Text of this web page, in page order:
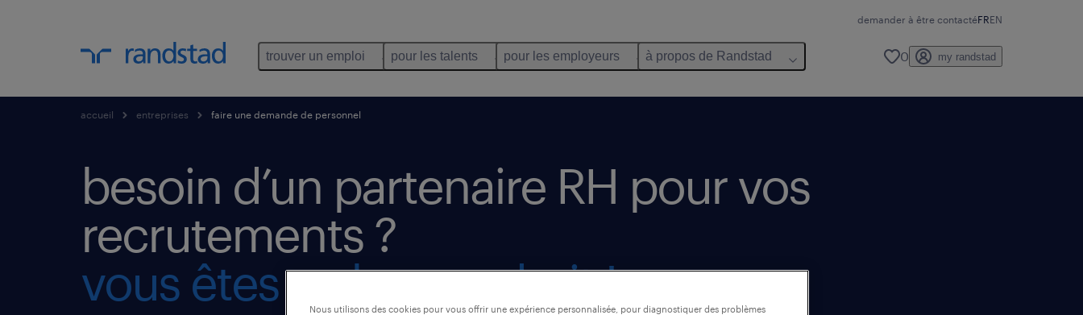
demander à être contactéFREN
trouver un emploi pour les talents pour les employeurs à propos de Randstad 0 my randstad
accueil entreprises faire une demande de personnel
besoin d’un partenaire RH pour vos
recrutements ?
vous êtes au bon endroit !
Nous utilisons des cookies pour vous offrir une expérience personnalisée, pour diagnostiquer des problèmes